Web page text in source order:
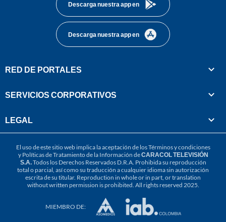
Descarga nuestra app en
Descarga nuestra app en
RED DE PORTALES
SERVICIOS CORPORATIVOS
LEGAL
El uso de este sitio web implica la aceptación de losTérminos y condiciones
y Políticas de Tratamiento de la Información deCARACOL TELEVISIÓN
S.A.Todos los Derechos Reservados D.R.A. Prohibida su reproducción
total o parcial, así como su traducción a cualquier idioma sin autorización
escrita de su titular. Reproduction in whole or in part, or translation
without written permission is prohibited. All rights reserved 2025.
MIEMBRO DE: